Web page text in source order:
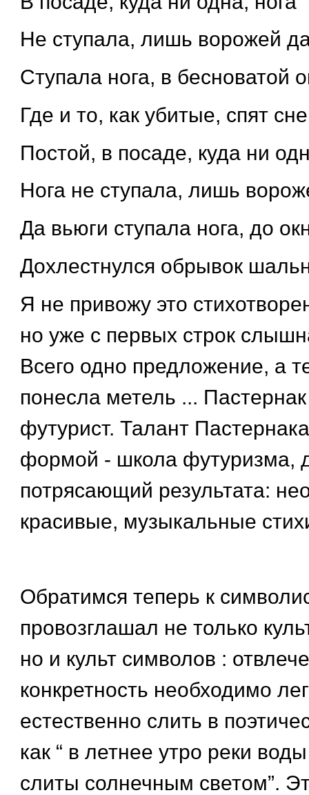
Не ступала, лишь ворожей
Ступала нога, в бесноватой
Где и то, как убитые, спят
Постой, в посаде, куда ни
Нога не ступала, лишь
Да вьюги ступала нога, до
Дохлестнулся обрывок
Я не привожу это
но уже с первых строк
Всего одно предложение, а
понесла метель ...
футурист. Талант
формой - школа футуризма,
потрясающий результата:
красивые, музыкальные
Обратимся теперь к
провозглашал не только
но и культ символов :
конкретность необходимо
естественно слить в
как “ в летнее утро реки
слиты солнечным светом”.